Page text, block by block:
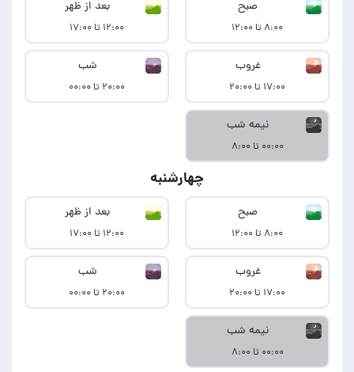
صبح
۸:۰۰ تا ۱۲:۰۰
بعد از ظهر
۱۲:۰۰ تا ۱۷:۰۰
غروب
۱۷:۰۰ تا ۲۰:۰۰
شب
۲۰:۰۰ تا ۰۰:۰۰
نیمه شب
۰۰:۰۰ تا ۸:۰۰
چهارشنبه
صبح
۸:۰۰ تا ۱۲:۰۰
بعد از ظهر
۱۲:۰۰ تا ۱۷:۰۰
غروب
۱۷:۰۰ تا ۲۰:۰۰
شب
۲۰:۰۰ تا ۰۰:۰۰
نیمه شب
۰۰:۰۰ تا ۸:۰۰